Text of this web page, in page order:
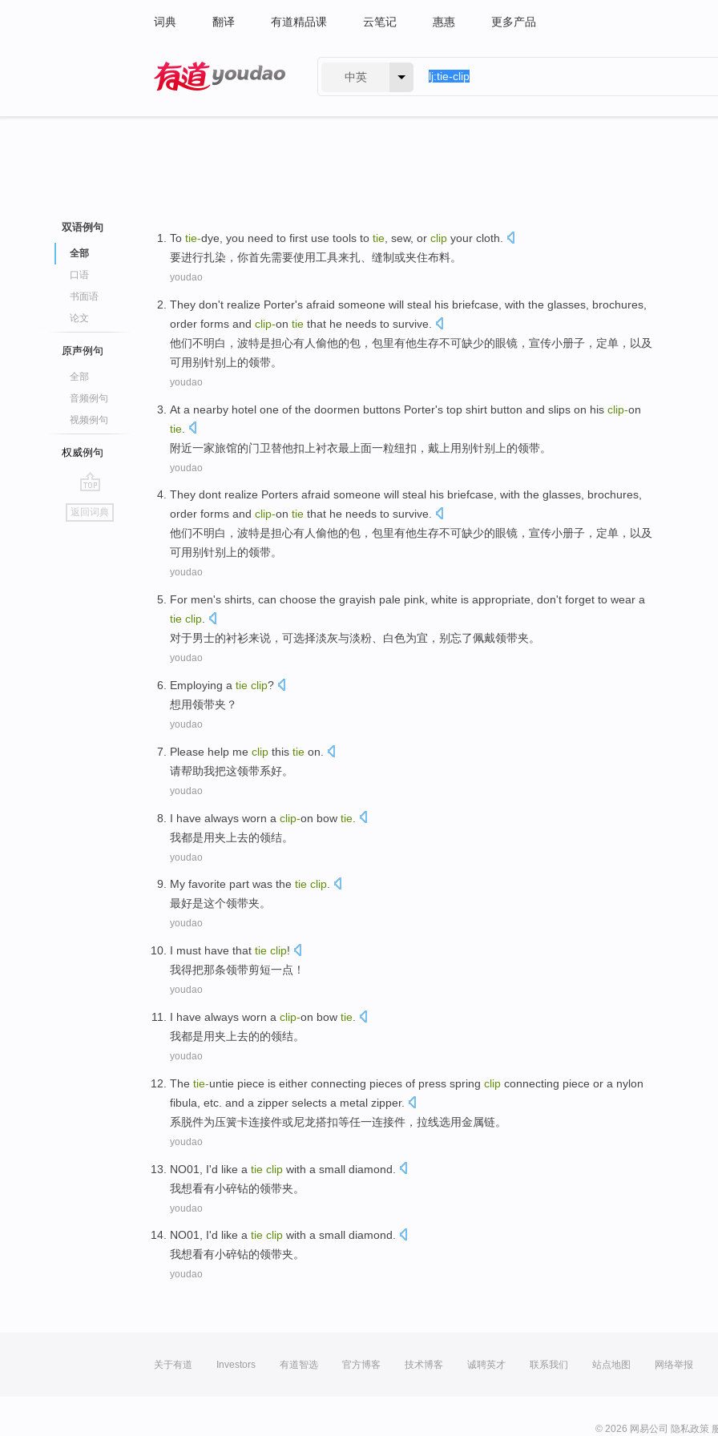
词典 翻译 有道精品课 云笔记 惠惠 更多产品
中英
双语例句
全部
口语
书面语
论文
原声例句
全部
音频例句
视频例句
权威例句
go
top
返回词典
To tie-dye, you need to first use tools to tie , sew, or clip your cloth.
要进行扎染，你首先需要使用工具来扎、缝制或夹住布料。
youdao
They don't realize Porter's afraid someone will steal his briefcase with the glasses brochures
order forms and clip-on tie that he needs to survive
他们不明白 ， 波特是担心有人偷他的包 ，包里有他生存不可缺少的眼镜 ， 宣传小册子 ， 定单 ， 以及
可用别针别上的领带。
youdao
At a nearby hotel one of the doormen buttons Porter's top shirt button and slips on his clip-on
tie
附近一家旅馆的门卫替他扣 上衬衣最 上面一粒纽扣 ，戴上用别针别上的领带。
youdao
They dont realize Porters afraid someone will steal his briefcase, with the glasses, brochures,
order forms and clip-on tie that he needs to survive.
他们不明白 ， 波特是担心有人偷他的包 ，包里有他生存不可缺少的眼镜 ， 宣传小册子 ， 定单 ， 以及
可用别针别上的领带。
youdao
For men's shirts can choose the grayish pale pink white is appropriate don't forget to wear a
tie clip
对于男士的衬衫来说 ， 可选择淡灰与淡粉 白色为宜 ， 别忘了佩戴领带夹。
youdao
Employing a tie clip?
想用领带夹 ？
youdao
Please help me clip this tie on.
请帮助我把这领带系好。
youdao
I have always worn a clip-on bow tie
我都是用夹上去的领结。
youdao
My favorite part was the tie clip.
最好是这个领带夹。
youdao
I must have that tie clip!
我得把那条领带剪短一点！
youdao
I have always worn a clip-on bow tie
我都是用夹上去的的领结。
youdao
The tie-untie piece is either connecting pieces of press spring clip connecting piece or a nylon
fibula, etc. and a zipper selects a metal zipper.
系脱件为压簧卡连接件或尼龙搭扣等任一连接件， 拉线选用金属链。
youdao
NO01 I'd like a tie clip with a small diamond
我想看有小碎钻的领带夹。
youdao
NO01, I'd like a tie clip with a small diamond.
我想看有小碎钻的领带夹。
youdao
关于有道 Investors 有道智选 官方博客 技术博客 诚聘英才 联系我们 站点地图 网络举报
© 2026 网易公司 隐私政策